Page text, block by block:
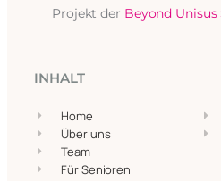
Projekt der Beyond
INHALT
Home
Über uns
Team
Für Senioren